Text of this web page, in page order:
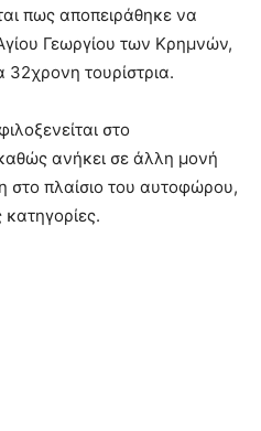
πως αποπειράθηκε να
Γεωργίου των Κρημνών,
32χρονη τουρίστρια.
στο
ανήκει σε άλλη μονή
πλαίσιο του αυτοφώρου,
κατηγορίες.